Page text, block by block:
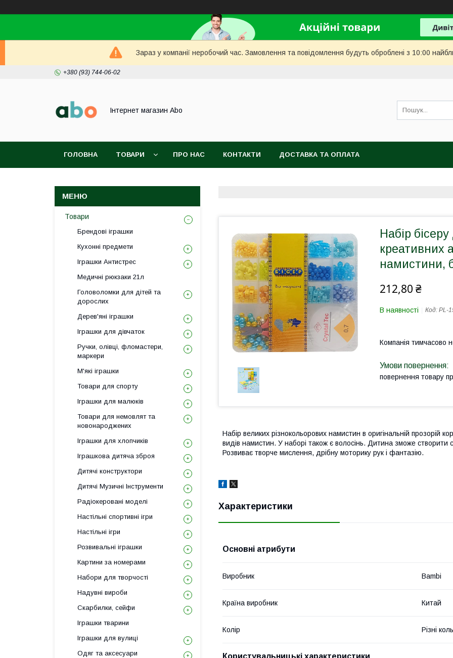
Зараз у компанії неробочий час. Замовлення та повідомлення будуть оброблені з 10:00
+380 (93) 744-06-02
Інтернет магазин Abo
ГОЛОВНА ТОВАРИ ПРО НАС КОНТАКТИ ДОСТАВКА ТА ОПЛАТА
Набір
креативних
намистини,
212,80 ₴
В наявності Код: PL-
Компанія тимчасово
повернення товару
Набір великих різнокольорових намистин в оригінальній прозорій
видів намистин. У наборі також є волосінь. Дитина зможе
Розвиває творче мислення, дрібну моторику рук і фантазію.
Характеристики
Основні атрибути
Виробник Bambi
Країна виробник Китай
Колір Різні
Користувальницькі характеристики
Товари
Брендові іграшки
Кухонні предмети
Іграшки Антистрес
Медичні рюкзаки 21л
Головоломки для дітей та
дорослих
Дерев'яні іграшки
Іграшки для дівчаток
Ручки, олівці, фломастери,
маркери
М'які іграшки
Товари для спорту
Іграшки для малюків
Товари для немовлят та
новонароджених
Іграшки для хлопчиків
Іграшкова дитяча зброя
Дитячі конструктори
Дитячі Музичні Інструменти
Радіокеровані моделі
Настільні спортивні ігри
Настільні ігри
Розвивальні іграшки
Картини за номерами
Набори для творчості
Надувні вироби
Скарбилки, сейфи
Іграшки тварини
Іграшки для вулиці
Одяг та аксесуари